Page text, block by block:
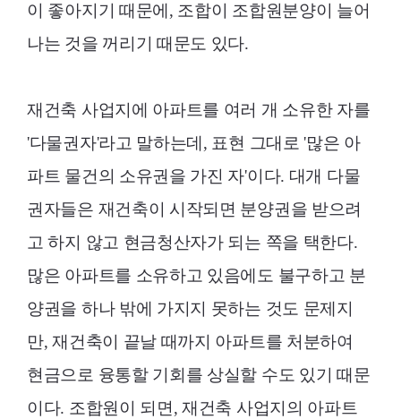
이 좋아지기 때문에, 조합이 조합원분양이 늘어
나는 것을 꺼리기 때문도 있다.
재건축 사업지에 아파트를 여러 개 소유한 자를
'다물권자'라고 말하는데, 표현 그대로 '많은 아
파트 물건의 소유권을 가진 자'이다. 대개 다물
권자들은 재건축이 시작되면 분양권을 받으려
고 하지 않고 현금청산자가 되는 쪽을 택한다.
많은 아파트를 소유하고 있음에도 불구하고 분
양권을 하나 밖에 가지지 못하는 것도 문제지
만, 재건축이 끝날 때까지 아파트를 처분하여
현금으로 융통할 기회를 상실할 수도 있기 때문
이다. 조합원이 되면, 재건축 사업지의 아파트